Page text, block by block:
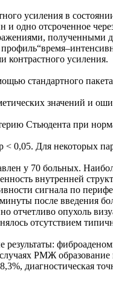
усиления в
и одно отсроченное
полученными
контрастного усиления.
стандартного
значений и
Стьюдента при
< 0,05. Для некоторых
70 больных.
внутренней
сигнала по
после введения
отчетливо опухоль
отсутствием
РМЖ
диагностическая